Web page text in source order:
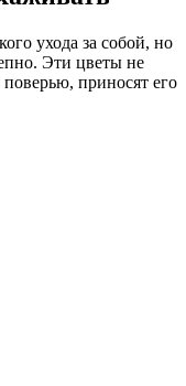
ухода за собой, но
Эти цветы не
приносят его